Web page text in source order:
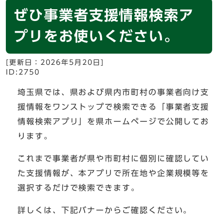
ぜひ事業者支援情報検索ア
プリをお使いください。
[更新日： 2026年5月20日
ID:2750
埼玉県では、県および県内市町村の事業者向け支
援情報をワンストップで検索できる「事業者支援
情報検索アプリ」を県ホームページで公開してお
ります。
これまで事業者が県や市町村に個別に確認してい
た支援情報が、本アプリで所在地や企業規模等を
選択するだけで検索できます。
詳しくは、下記バナーからご確認ください。